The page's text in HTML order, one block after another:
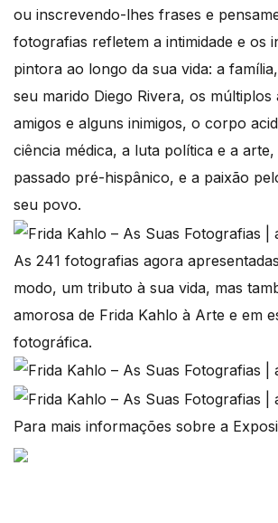
ou inscrevendo-lhes frases e
fotografias refletem a intimidade e os
pintora ao longo da sua vida: a
seu marido Diego Rivera, os múltiplos
amigos e alguns inimigos, o corpo
ciência médica, a luta política e a
passado pré-hispânico, e a paixão
seu povo.
As 241 fotografias agora
modo, um tributo à sua vida, mas
amorosa de Frida Kahlo à Arte e em
fotográfica.
Para mais informações sobre a